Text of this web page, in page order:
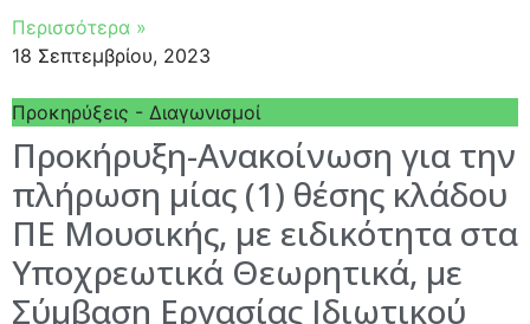
Περισσότερα »
18 Σεπτεμβρίου, 2023
Προκηρύξεις - Διαγωνισμοί
Προκήρυξη-Ανακοίνωση για την
πλήρωση μίας (1) θέσης κλάδου
ΠΕ Μουσικής, με ειδικότητα στα
Υποχρεωτικά Θεωρητικά, με
Σύμβαση Εργασίας Ιδιωτικού